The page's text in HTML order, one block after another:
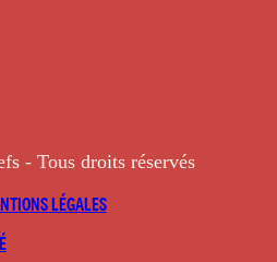
- Tous droits réservés
LÉGALES